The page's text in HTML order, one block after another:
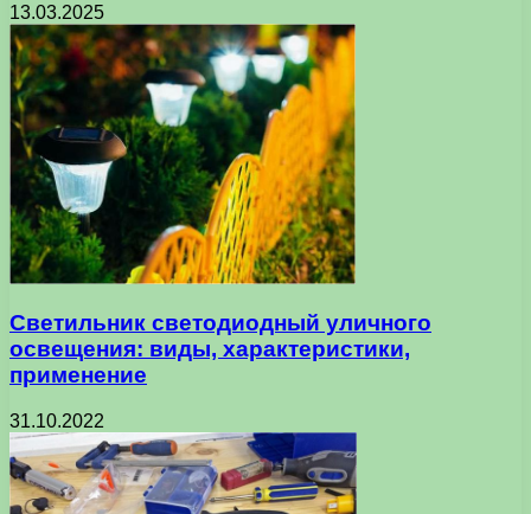
13.03.2025
Светильник светодиодный уличного
освещения: виды, характеристики,
применение
31.10.2022